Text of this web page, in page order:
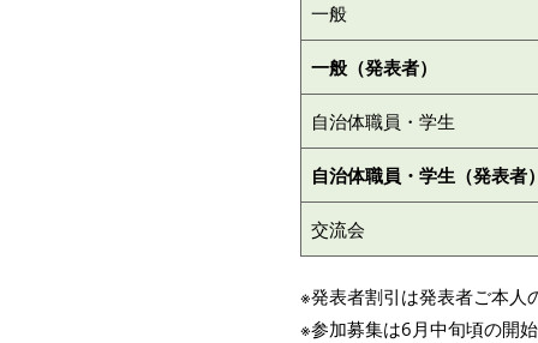
一般
一般（発表者）
自治体職員・学生
自治体職員・学生（発表者
交流会
※発表者割引は発表者ご本人
※参加募集は6月中旬頃の開